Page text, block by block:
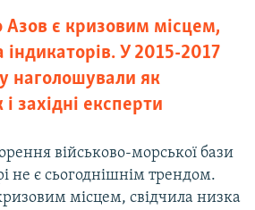
Азов є кризовим місцем,
індикаторів. У 2015-2017
наголошували як
і західні експерти
військово-морської бази
не є сьогоднішнім трендом.
місцем, свідчила низка